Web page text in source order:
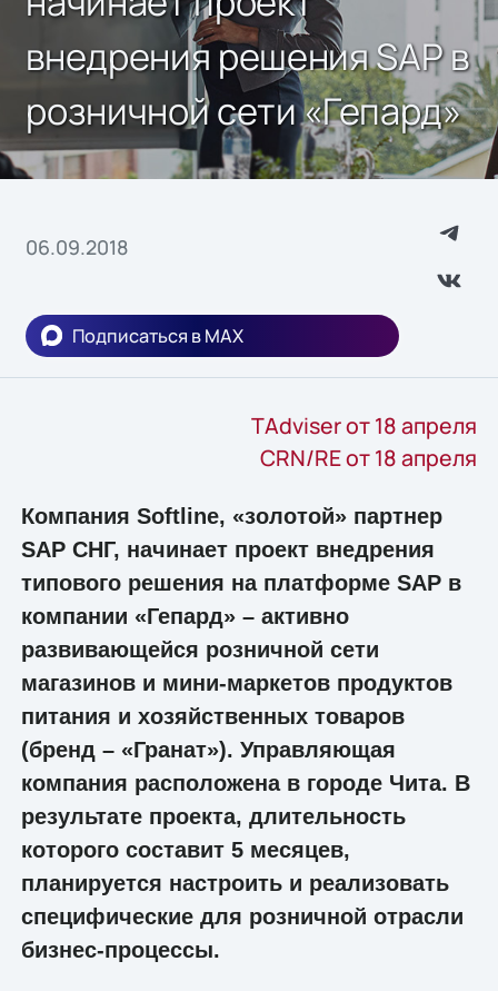
внедрения решения SAP в
розничной сети «Гепард»
06.09.2018
Подписаться в MAX
TAdviser от 18 апреля
CRN/RE от 18 апреля
Компания Softline, «золотой» партнер
SAP СНГ, начинает проект внедрения
типового решения на платформе SAP в
компании «Гепард» – активно
развивающейся розничной сети
магазинов и мини-маркетов продуктов
питания и хозяйственных товаров
(бренд – «Гранат»). Управляющая
компания расположена в городе Чита. В
результате проекта, длительность
которого составит 5 месяцев,
планируется настроить и реализовать
специфические для розничной отрасли
бизнес-процессы.